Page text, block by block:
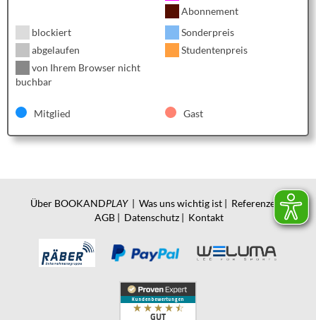
Abonnement
blockiert
abgelaufen
von Ihrem Browser nicht
buchbar
Sonderpreis
Studentenpreis
Mitglied Gast
Über BOOKANDPLAY| Was uns wichtig ist | Referenzen|
AGB | Datenschutz | Kontakt